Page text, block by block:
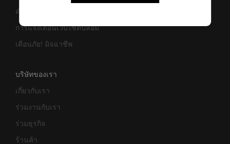
คำแนะนำในการดูแล
การแจ้งเตือนเว็บไซต์ปลอม
เตือนภัย! มิจฉาชีพ
บริษัทของเรา
เกี่ยวกับเรา
ร่วมงานกับเรา
ร่วมธุรกิจ
ร้านค้า